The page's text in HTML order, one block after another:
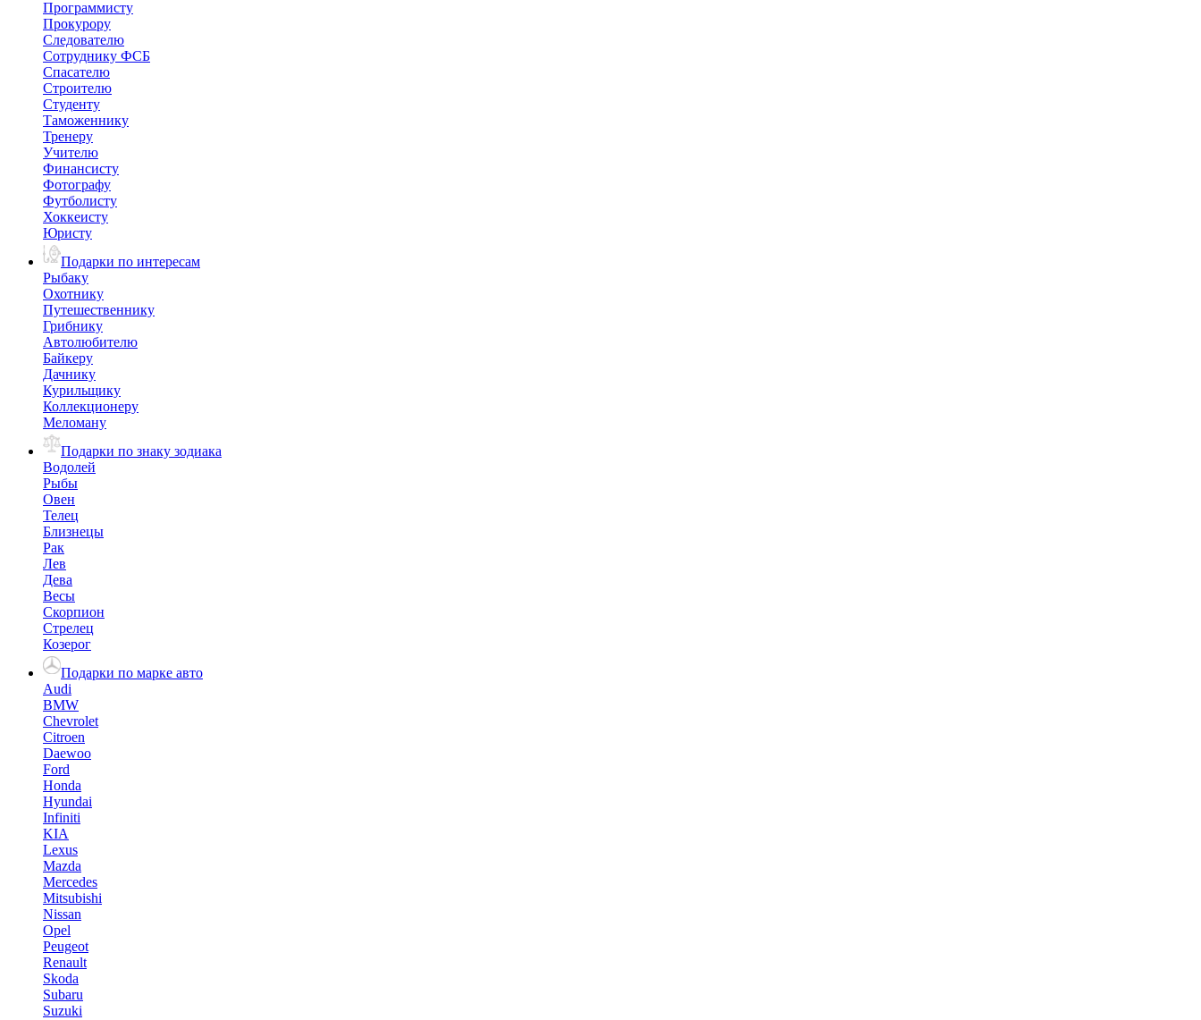
Программисту
Прокурору
Следователю
Сотруднику ФСБ
Спасателю
Строителю
Студенту
Таможеннику
Тренеру
Учителю
Финансисту
Фотографу
Футболисту
Хоккеисту
Юристу
Подарки по интересам
Рыбаку
Охотнику
Путешественнику
Грибнику
Автолюбителю
Байкеру
Дачнику
Курильщику
Коллекционеру
Меломану
Подарки по знаку зодиака
Водолей
Рыбы
Овен
Телец
Близнецы
Рак
Лев
Дева
Весы
Скорпион
Стрелец
Козерог
Подарки по марке авто
Audi
BMW
Chevrolet
Citroen
Daewoo
Ford
Honda
Hyundai
Infiniti
KIA
Lexus
Mazda
Mercedes
Mitsubishi
Nissan
Opel
Peugeot
Renault
Skoda
Subaru
Suzuki